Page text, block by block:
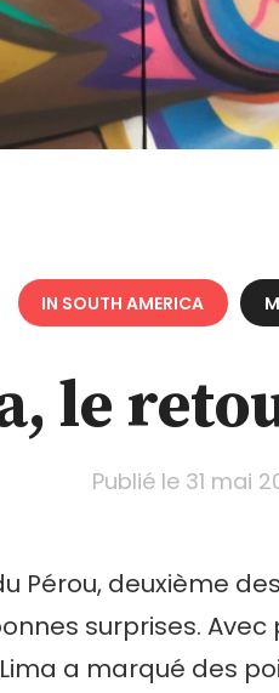
IN SOUTH AMERICA
le
Publié le 31 mai
Pérou, deuxième
surprises.
a marqué des